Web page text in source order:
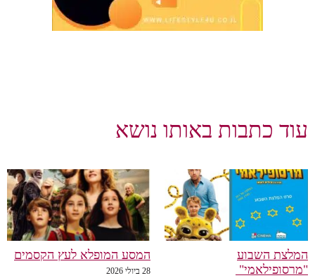
עוד כתבות באותו נושא
המלצת השבוע
"מרסופילאמי"
המסע המופלא לעץ הקסמים
28 ביולי 2026